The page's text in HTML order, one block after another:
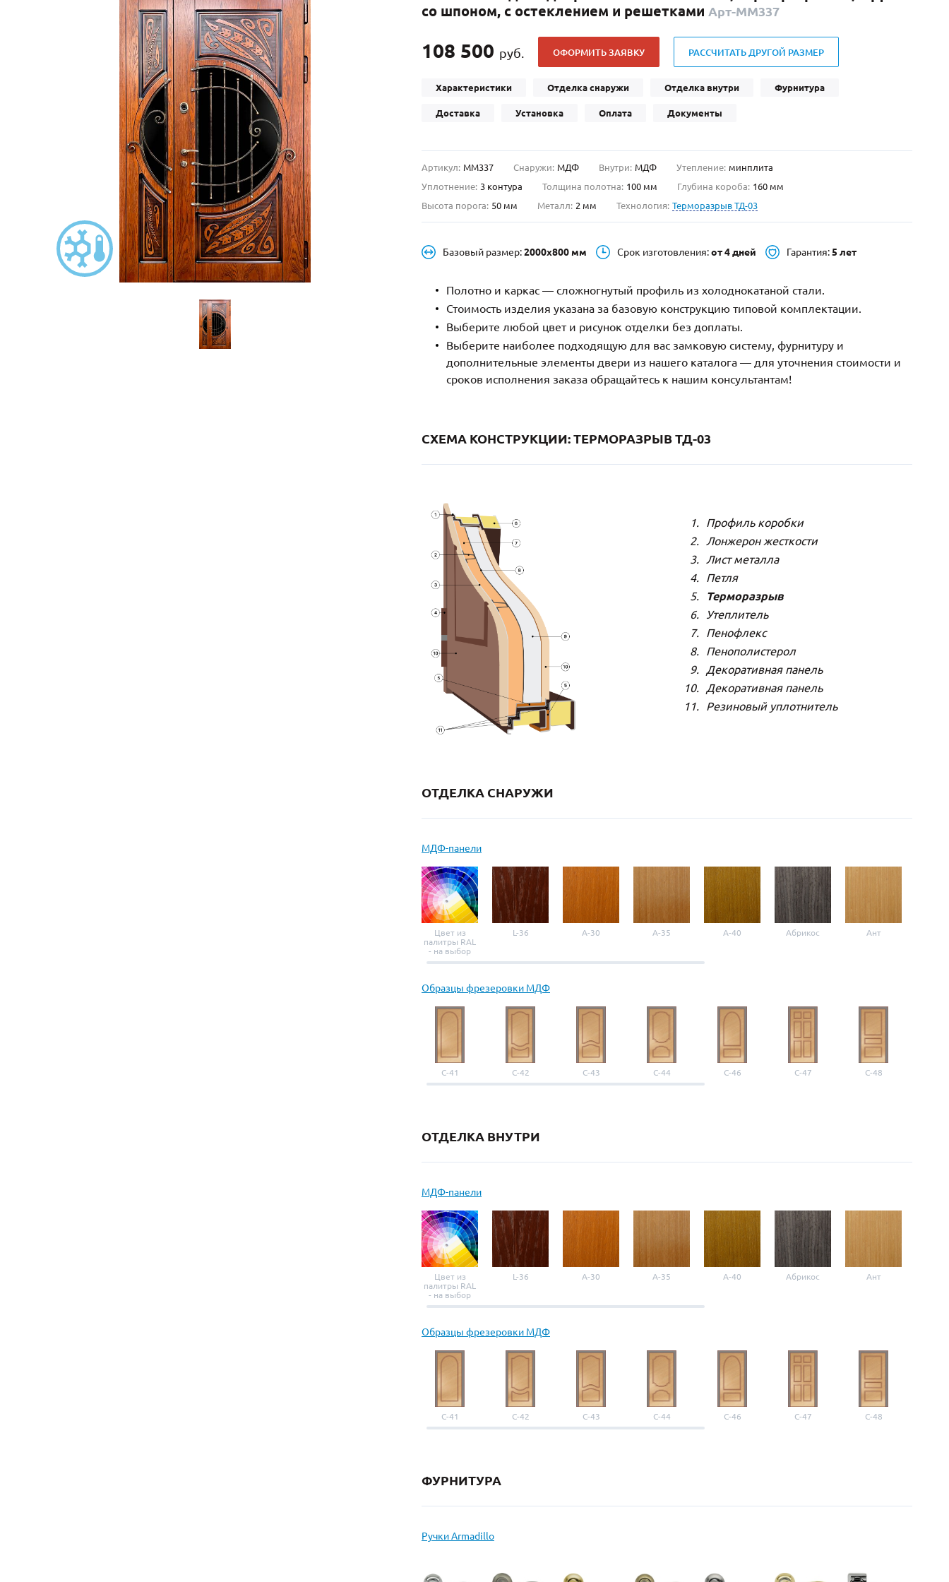
(13)
С выдавленным рисунком (35)
С металлобагетом(571)
С геометрическим рисунком(46)
С реечным дизайном(29)
Для дачи
Для бани
Для общественных зданий
Для магазина
Для электрощитовой
В лифтовые холлы
С отбойником(91)
С импостами
С витражами (11)
В современном стиле
Нестандартные(479)
С фрамугой(265)
4-го класса защиты (499)
Полуторапольные
со шпоном, с остеклением и решетками Арт-ММ337
108 500 руб. ОФОРМИТЬ ЗАЯВКУ РАССЧИТАТЬ ДРУГОЙ РАЗМЕР
Характеристики Отделка снаружи Отделка внутри Фурнитура
Доставка Установка Оплата Документы
Артикул: ММ337 Снаружи: МДФ Внутри: МДФ Утепление: минплита
Уплотнение: 3 контура Толщина полотна: 100 мм Глубина короба: 160 мм
Высота порога: 50 мм Металл: 2 мм Технология: Терморазрыв ТД-03
Базовый размер:2000х800 мм Срок изготовления:от 4 дней Гарантия:5 лет
Полотно и каркас — сложногнутый профиль из холоднокатаной стали.
Стоимость изделия указана за базовую конструкцию типовой комплектации.
Выберите любой цвет и рисунок отделки без доплаты.
Выберите наиболее подходящую для вас замковую систему, фурнитуру и
дополнительные элементы двери из нашего каталога — для уточнения стоимости и
сроков исполнения заказа обращайтесь к нашим консультантам!
СХЕМА КОНСТРУКЦИИ: ТЕРМОРАЗРЫВ ТД-03
Профиль коробки
Лонжерон жесткости
Лист металла
Петля
Терморазрыв
Утеплитель
Пенофлекс
Пенополистерол
Декоративная панель
Декоративная панель
Резиновый уплотнитель
ОТДЕЛКА СНАРУЖИ
МДФ-панели
Цвет из
палитры RAL
- на выбор
L-36 A-30 A-35 A-40 Абрикос Ант
Образцы фрезеровки МДФ
С-41 С-42 С-43 С-44 С-46 С-47 С-48
ОТДЕЛКА ВНУТРИ
МДФ-панели
Цвет из
палитры RAL
- на выбор
L-36 A-30 A-35 A-40 Абрикос Ант
Образцы фрезеровки МДФ
С-41 С-42 С-43 С-44 С-46 С-47 С-48
ФУРНИТУРА
Ручки Armadillo